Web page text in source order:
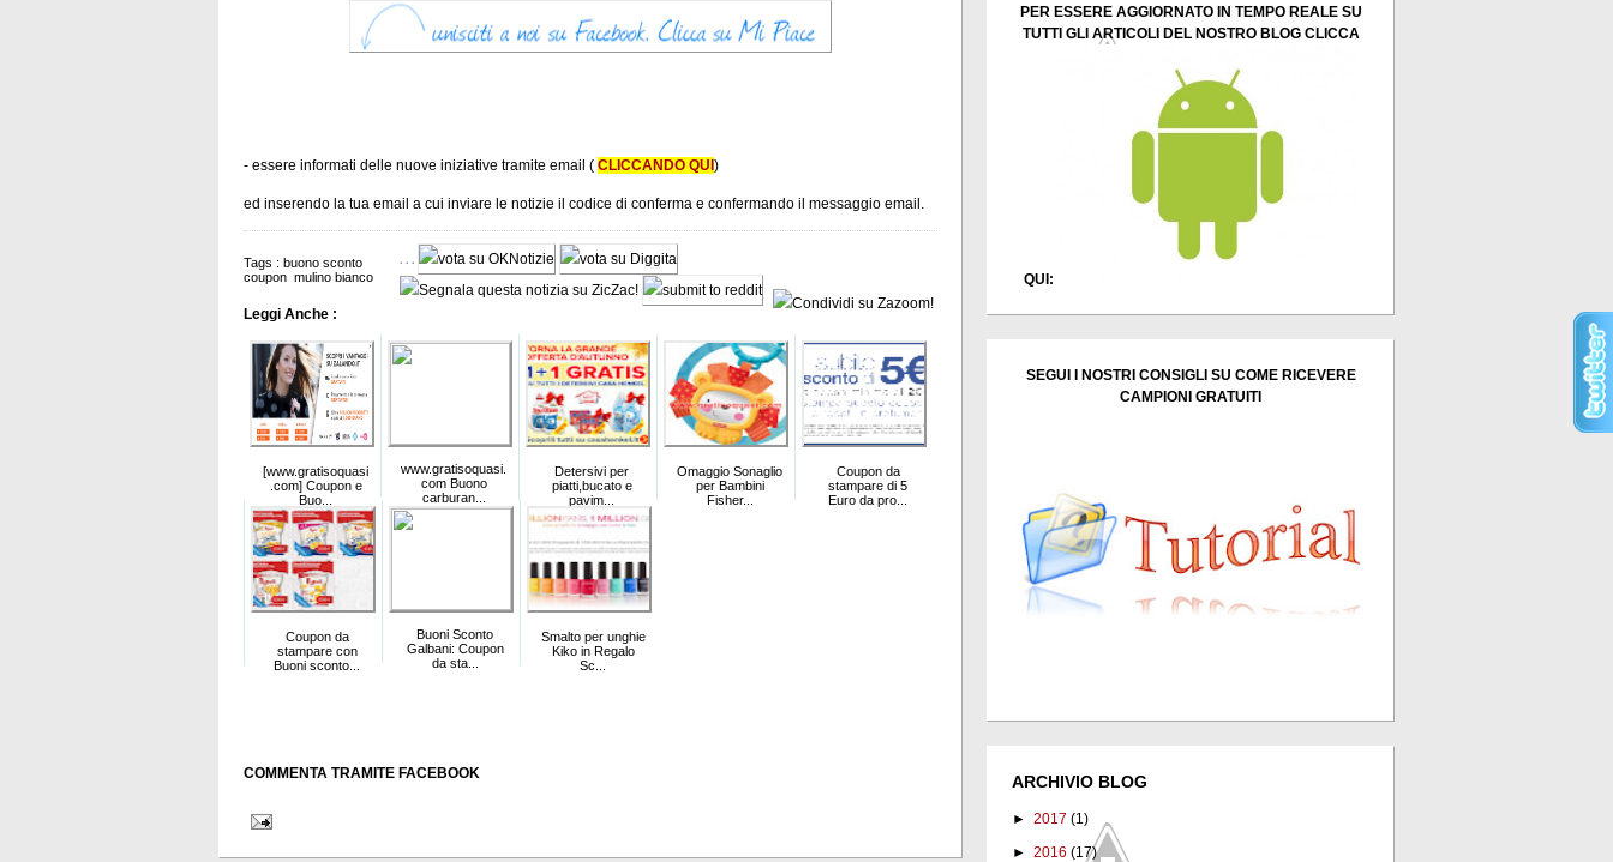
- essere informati delle nuove iniziative tramite email ( CLICCANDO QUI )
ed inserendo la tua email a cui inviare le notizie il codice di conferma e confermando il messaggio email.
Tags : buono sconto
coupon mulino bianco
Leggi Anche :
[www.gratisoquasi
.com] Coupon e
Buo...
www.gratisoquasi.
com Buono
carburan...
Detersivi per
piatti,bucato e
pavim...
Omaggio Sonaglio
per Bambini
Fisher...
Coupon da
stampare di 5
Euro da pro...
Coupon da
stampare con
Buoni sconto...
Buoni Sconto
Galbani: Coupon
da sta...
Smalto per unghie
Kiko in Regalo
Sc...
COMMENTA TRAMITE FACEBOOK
PER ESSERE AGGIORNATO IN TEMPO REALE SU
TUTTI GLI ARTICOLI DEL NOSTRO BLOG CLICCA
QUI:
SEGUI I NOSTRI CONSIGLI SU COME RICEVERE
CAMPIONI GRATUITI
ARCHIVIO BLOG
► 2017 (1)
► 2016 (17)